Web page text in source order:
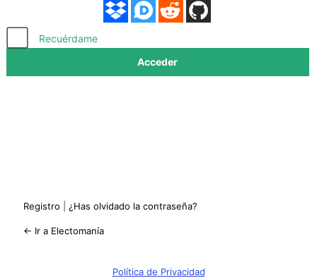
Recuérdame
Registro ¿Has olvidado la contraseña?
← Ir a Electomanía
Política de Privacidad